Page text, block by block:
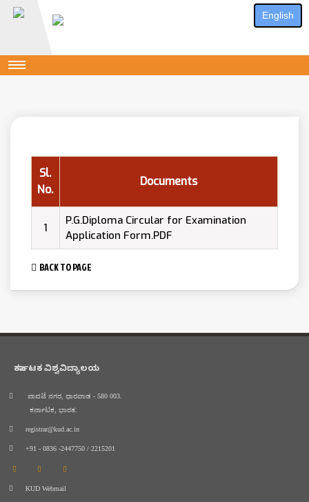
English
Sl.
No.
Documents
1
P.G.Diploma Circular for Examination
Application Form.PDF
BACK TO PAGE
ಕರ್ನಾಟಕ ವಿಶ್ವವಿದ್ಯಾಲಯ
ಪಾವಟೆ ನಗರ, ಧಾರವಾಡ - 580 003.
ಕರ್ನಾಟಕ, ಭಾರತ.
registrar@kud.ac.in
+91 - 0836 -2447750 / 2215201
KUD Webmail